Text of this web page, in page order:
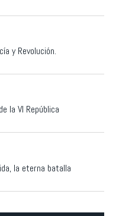
y Revolución.
la VI República
la eterna batalla